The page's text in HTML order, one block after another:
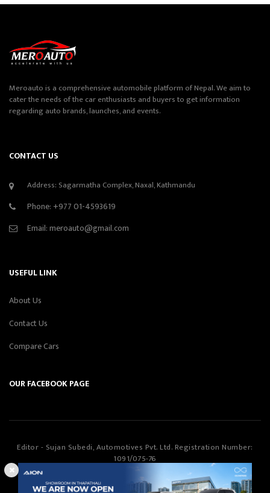
Meroauto is a comprehensive automobile platform of Nepal. We aim to
cater the needs of the car enthusiasts and buyers to get information
regarding auto brands, launches, and events.
CONTACT US
Address: Sagarmatha Complex, Naxal, Kathmandu
Phone: +977 01-4593619
Email:meroauto@gmail.com
USEFUL LINK
About Us
Contact Us
Compare Cars
OUR FACEBOOK PAGE
Editor - Sujan Subedi, Automotives Pvt. Ltd. Registration Number:
1091/075-76
©Copyright2026Automotives Pvt. LtdAll Rights Reserved.